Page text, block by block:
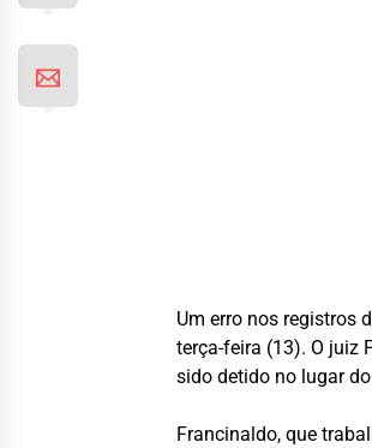
Um erro nos registros
terça-feira (13). O juiz
sido detido no lugar
Francinaldo, que